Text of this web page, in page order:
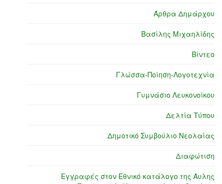
Άρθρα Δημάρχου
Βασίλης Μιχαηλίδης
Βίντεο
Γλώσσα-Ποίηση-Λογοτεχνία
Γυμνάσιο Λευκονοίκου
Δελτία Τύπου
Δημοτικό Συμβούλιο Νεολαίας
Διαφώτιση
Εγγραφές στον Εθνικό κατάλογο της Άυλης